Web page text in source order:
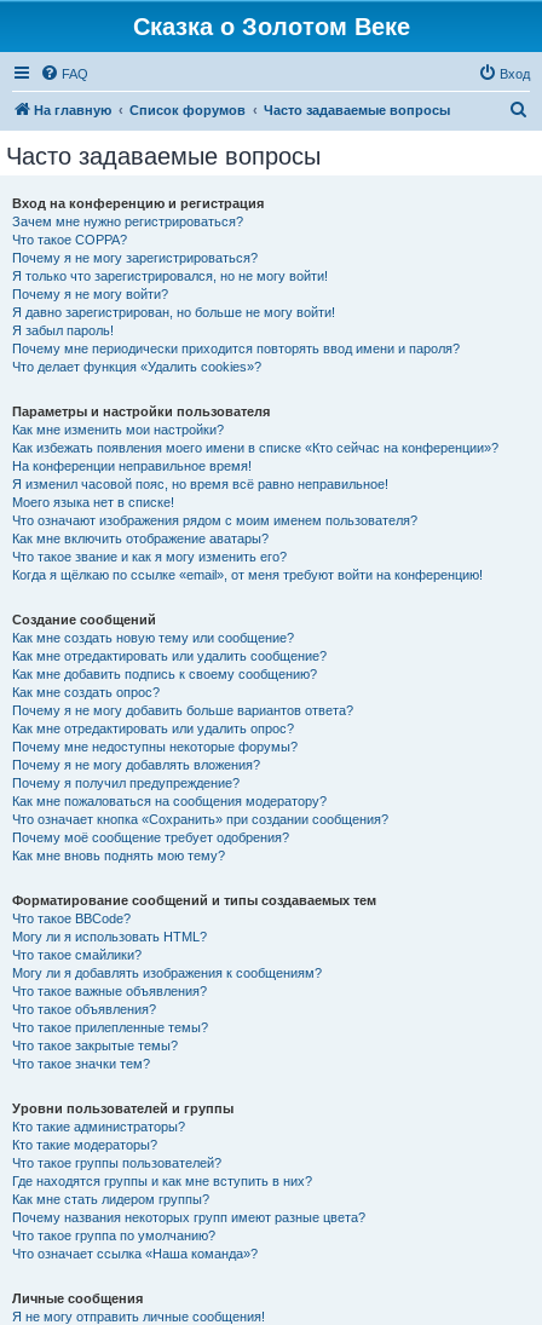
Сказка о Золотом Веке
FAQ Вход
На главную Список форумов Часто задаваемые вопросы
Часто задаваемые вопросы
Вход на конференцию и регистрация
Зачем мне нужно регистрироваться?
Что такое COPPA?
Почему я не могу зарегистрироваться?
Я только что зарегистрировался, но не могу войти!
Почему я не могу войти?
Я давно зарегистрирован, но больше не могу войти!
Я забыл пароль!
Почему мне периодически приходится повторять ввод имени и пароля?
Что делает функция «Удалить cookies»?
Параметры и настройки пользователя
Как мне изменить мои настройки?
Как избежать появления моего имени в списке «Кто сейчас на конференции»?
На конференции неправильное время!
Я изменил часовой пояс, но время всё равно неправильное!
Моего языка нет в списке!
Что означают изображения рядом с моим именем пользователя?
Как мне включить отображение аватары?
Что такое звание и как я могу изменить его?
Когда я щёлкаю по ссылке «email», от меня требуют войти на конференцию!
Создание сообщений
Как мне создать новую тему или сообщение?
Как мне отредактировать или удалить сообщение?
Как мне добавить подпись к своему сообщению?
Как мне создать опрос?
Почему я не могу добавить больше вариантов ответа?
Как мне отредактировать или удалить опрос?
Почему мне недоступны некоторые форумы?
Почему я не могу добавлять вложения?
Почему я получил предупреждение?
Как мне пожаловаться на сообщения модератору?
Что означает кнопка «Сохранить» при создании сообщения?
Почему моё сообщение требует одобрения?
Как мне вновь поднять мою тему?
Форматирование сообщений и типы создаваемых тем
Что такое BBCode?
Могу ли я использовать HTML?
Что такое смайлики?
Могу ли я добавлять изображения к сообщениям?
Что такое важные объявления?
Что такое объявления?
Что такое прилепленные темы?
Что такое закрытые темы?
Что такое значки тем?
Уровни пользователей и группы
Кто такие администраторы?
Кто такие модераторы?
Что такое группы пользователей?
Где находятся группы и как мне вступить в них?
Как мне стать лидером группы?
Почему названия некоторых групп имеют разные цвета?
Что такое группа по умолчанию?
Что означает ссылка «Наша команда»?
Личные сообщения
Я не могу отправить личные сообщения!